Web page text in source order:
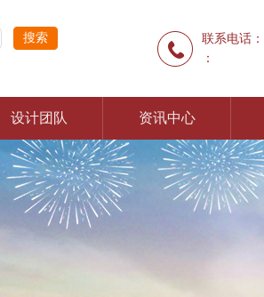
联系电话：
：
设计团队 资讯中心